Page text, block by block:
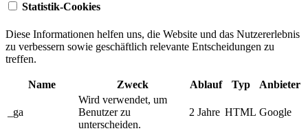
Statistik-Cookies
Diese Informationen helfen uns, die Website und das Nutzererlebnis
zu verbessern sowie geschäftlich relevante Entscheidungen zu
treffen.
Name Zweck Ablauf Typ Anbieter
_ga
Wird verwendet, um
Benutzer zu
unterscheiden.
2 Jahre HTML Google